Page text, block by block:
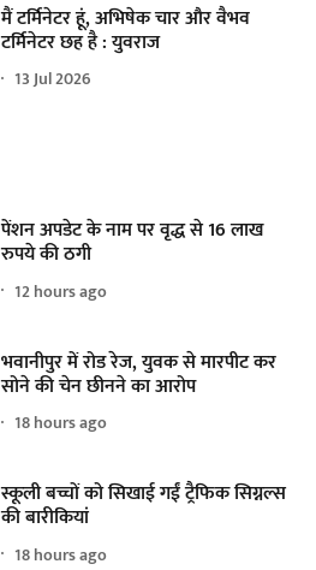
मैं टर्मिनेटर हूं, अभिषेक चार और वैभव
टर्मिनेटर छह है : युवराज
13 Jul 2026
पेंशन अपडेट के नाम पर वृद्ध से 16 लाख
रुपये की ठगी
12 hours ago
भवानीपुर में रोड रेज, युवक से मारपीट कर
सोने की चेन छीनने का आरोप
18 hours ago
स्कूली बच्चों को सिखाई गईं ट्रैफिक सिग्नल्स
की बारीकियां
18 hours ago